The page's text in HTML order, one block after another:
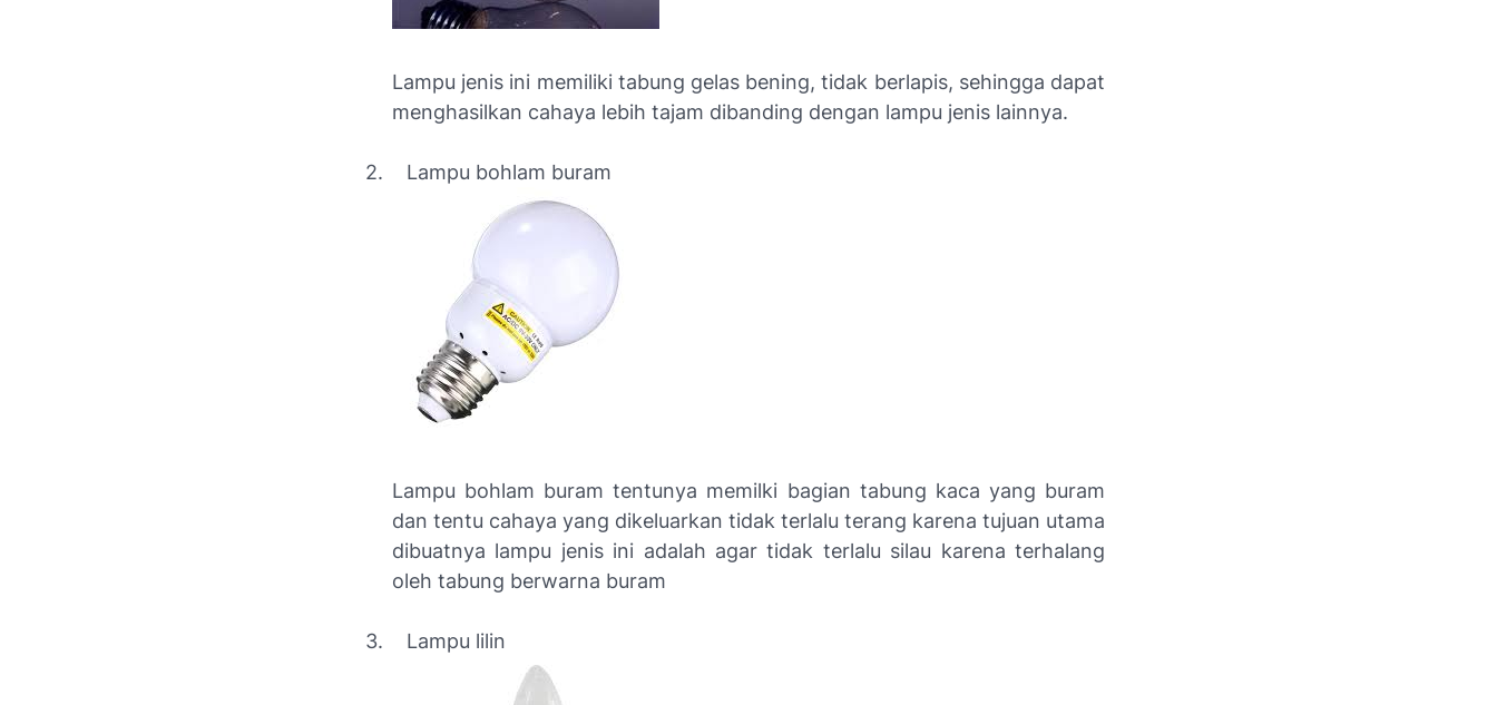
Lampu jenis ini memiliki tabung gelas bening, tidak berlapis, sehingga dapat
menghasilkan cahaya lebih tajam dibanding dengan lampu jenis lainnya.
2. Lampu bohlam buram
Lampu bohlam buram tentunya memilki bagian tabung kaca yang buram
dan tentu cahaya yang dikeluarkan tidak terlalu terang karena tujuan utama
dibuatnya lampu jenis ini adalah agar tidak terlalu silau karena terhalang
oleh tabung berwarna buram
3. Lampu lilin